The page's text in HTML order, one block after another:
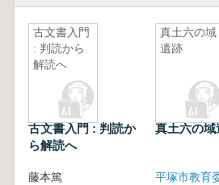
古文書入門
: 判読から
解読へ
古文書入門 : 判読か
ら解読へ
藤本篤
真土六の域
遺跡
真土六の域
平塚市教育